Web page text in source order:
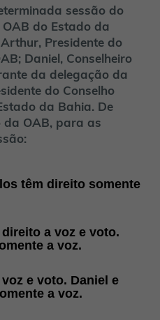
sessão do
do Estado da
Presidente do
Daniel, Conselheiro
da delegação da
do Conselho
da Bahia. De
da OAB, para as
têm direito somente
a voz e voto.
a voz.
e voto. Daniel e
a voz.